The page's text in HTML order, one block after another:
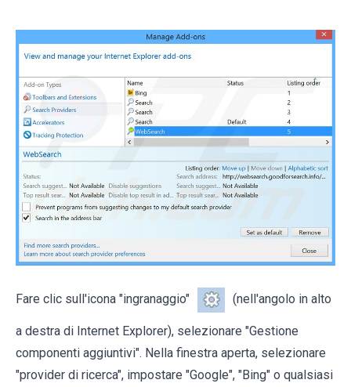
Fare clic sull'icona "ingranaggio" (nell'angolo in alto
a destra di Internet Explorer), selezionare "Gestione
componenti aggiuntivi". Nella finestra aperta, selezionare
"provider di ricerca", impostare "Google", "Bing" o qualsiasi